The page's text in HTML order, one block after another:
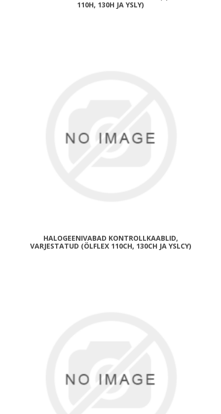
110H, 130H JA YSLY)
HALOGEENIVABAD KONTROLLKAABLID,
VARJESTATUD (ÖLFLEX 110CH, 130CH JA YSLCY)